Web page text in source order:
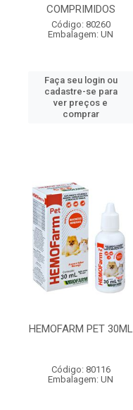
COMPRIMIDOS
Código: 80260
Embalagem: UN
Faça seu login ou
cadastre-se para
ver preços e
comprar
HEMOFARM PET 30ML
Código: 80116
Embalagem: UN